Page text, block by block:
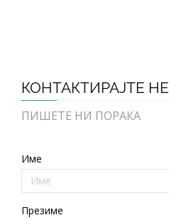
КОНТАКТИРАЈТЕ НЕ
ПИШЕТЕ НИ ПОРАКА
Име
Презиме